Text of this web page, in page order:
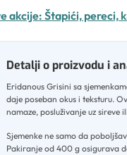
akcije: Štapići, pereci,
Detalji o proizvodu i
Eridanous Grisini sa
daje poseban okus i teksturu.
namaze, posluživanje uz sireve
Sjemenke ne samo da
Pakiranje od 400 g osigurava